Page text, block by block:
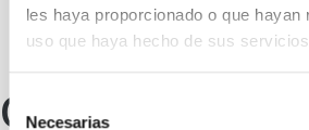
les haya proporcionado o que hayan
uso que haya hecho de sus
Selección
de Necesarias
Otros centros